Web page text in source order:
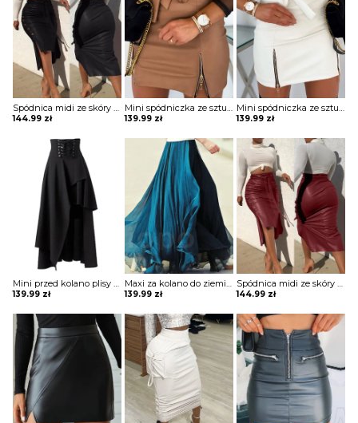
Spódnica midi ze skóry pu zapinana na guziki Herlind
144.99 zł
Mini spódniczka ze sztucznej skóry z zamkiem błyskawicznym spodnie Sieglind
139.99 zł
Mini spódniczka ze sztucznej skóry z zamkiem błyskawicznym spodnie Sieglind
139.99 zł
Mini przed kolano plisy pasek gorset wiązanie zapinana luźna asymetryczna rozcięcie noga impreza kobieca spódnica Debroah
139.99 zł
Maxi za kolano do ziemi plisy z koła ściągacz jednolita elegancka tiul warstwy lato na plażę kobieca spódnica Vashti
139.99 zł
Spódnica midi ze skóry pu zapinana na guziki Herlind
144.99 zł